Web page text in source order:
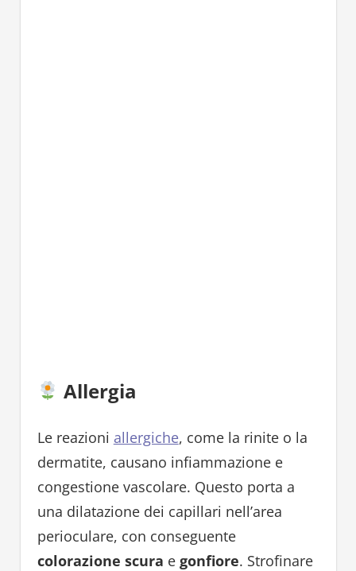
Allergia
Le reazioni allergiche, come la rinite o la
dermatite, causano infiammazione e
congestione vascolare. Questo porta a
una dilatazione dei capillari nell’area
perioculare, con conseguente
colorazione scura e gonfiore. Strofinare